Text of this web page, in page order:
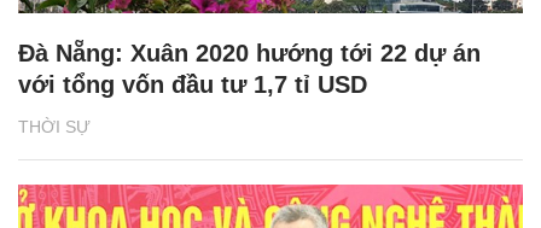
THỜI SỰ
Đà Nẵng: Xuân 2020 hướng tới 22 dự án
với tổng vốn đầu tư 1,7 tỉ USD